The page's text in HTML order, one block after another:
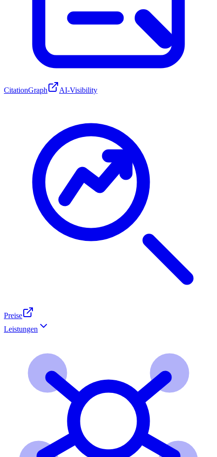
CitationGraph AI-Visibility
Preise
Leistungen